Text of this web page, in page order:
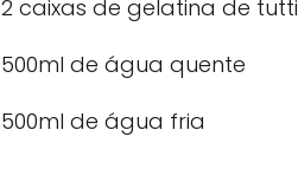
2 caixas de gelatina de
500ml de água quente
500ml de água fria